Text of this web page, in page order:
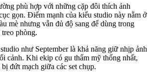
phù hợp với những cặp đôi thích ảnh
gọn. Điểm mạnh của kiểu studio này nằm ở
mè nhưng vẫn đủ độ sang để dùng trong
phòng.
như September là khả năng giữ nhịp ảnh
cảnh. Khi ekip có gu thẩm mỹ thống nhất,
đứt mạch giữa các set chụp.